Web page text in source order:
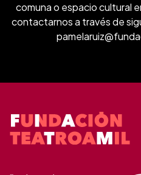
comuna o espacio cultural
contactarnos a través de